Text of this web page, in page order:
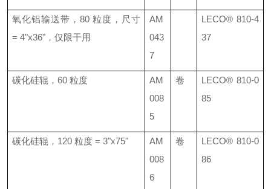
氧化铝输送带， 80 粒度，尺寸
= 4"x36" ，仅限干用
AM
043
7
LECO® 810-4
37
碳化硅辊， 60 粒度
AM
008
5
卷 LECO® 810-0
85
碳化硅辊， 120 粒度 = 3"x75"
AM
008
6
卷 LECO® 810-0
86